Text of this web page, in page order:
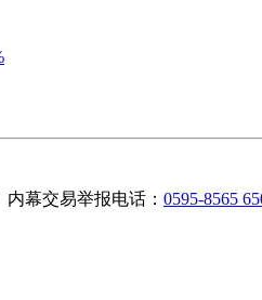
幕交易举报电话： 0595-8565